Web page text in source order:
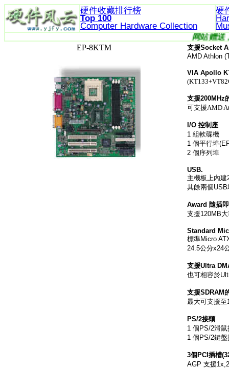
硬件收藏排行榜
Top 100
Computer Hardware Collection
硬
EP-8KTM
支援Socket A
AMD Athlon
VIA Apollo
支援200MHz
可支援AMD
I/O 控制座
1 組軟碟機
1 個平行埠
2 個序列埠
USB.
主機板上內建
其餘兩個USB
Award 隨插
支援120MB
Standard
標準Micro
24.5公分x24
支援Ultra
也可相容於
支援SDRAM
最大可支援至
PS/2接頭
1 個 PS/2滑鼠
1 個 PS/2鍵盤
3個 PCI 插槽
AGP 支援